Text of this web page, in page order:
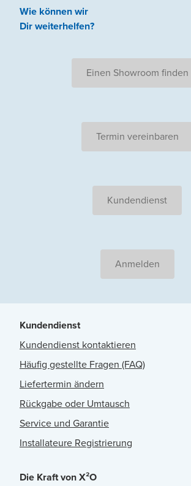
Wie können wir
Dir weiterhelfen?
Einen Showroom finden
Termin vereinbaren
Kundendienst
Anmelden
Kundendienst
Kundendienst kontaktieren
Häufig gestellte Fragen (FAQ)
Liefertermin ändern
Rückgabe oder Umtausch
Service und Garantie
Installateure Registrierung
Die Kraft von X²O